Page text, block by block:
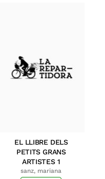
EL LLIBRE DELS
PETITS GRANS
ARTISTES 1
sanz, mariana